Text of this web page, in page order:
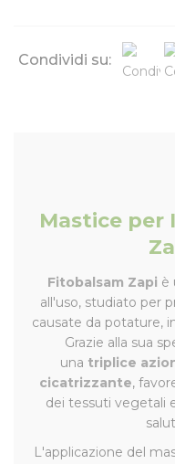
Condividi su:
Mastice per
Fitobalsam Zapi è
all'uso, studiato per
causate da potature,
Grazie alla sua
una triplice
cicatrizzante,
dei tessuti vegetali
L'applicazione del